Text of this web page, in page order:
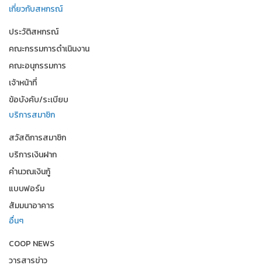
เกี่ยวกับสหกรณ์
ประวัติสหกรณ์
คณะกรรมการดำเนินงาน
คณะอนุกรรมการ
เจ้าหน้าที่
ข้อบังคับ/ระเบียบ
บริการสมาชิก
สวัสดิการสมาชิก
บริการเงินฝาก
คำนวณเงินกู้
แบบฟอร์ม
สัมมนาอาคาร
อื่นๆ
COOP NEWS
วารสารข่าว